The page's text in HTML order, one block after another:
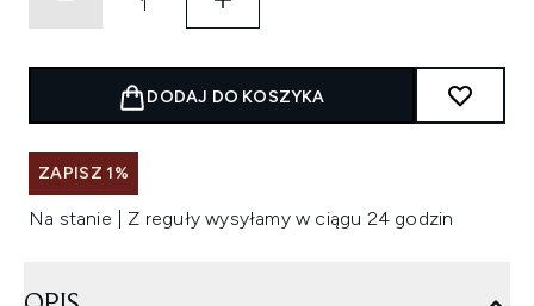
DODAJ DO KOSZYKA
ZAPISZ 1%
Na stanie | Z reguły wysyłamy w ciągu 24 godzin